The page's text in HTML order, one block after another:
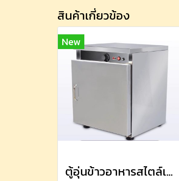
สินค้าเกี่ยวข้อง
New
ตู้อุ่นข้าวอาหารสไตล์เกาหลี 70 ที่